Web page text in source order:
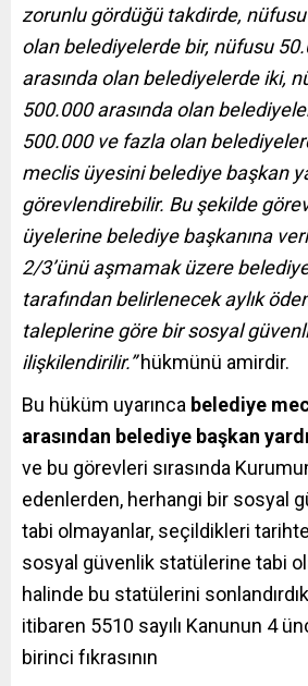
zorunlu gördüğü takdirde, nüfusu
olan belediyelerde bir, nüfusu
arasında olan belediyelerde iki,
500.000 arasında olan
500.000 ve fazla olan
meclis üyesini belediye başkan
görevlendirebilir. Bu şekilde
üyelerine belediye başkanına
2/3’ünü aşmamak üzere
tarafından belirlenecek aylık
taleplerine göre bir sosyal
ilişkilendirilir.”hükmünü amirdir.
Bu hüküm uyarınca belediye
arasından belediye başkan
ve bu görevleri sırasında
edenlerden, herhangi bir sosyal
tabi olmayanlar, seçildikleri
sosyal güvenlik statülerine tabi
halinde bu statülerini
itibaren 5510 sayılı Kanunun 4
birinci fıkrasının